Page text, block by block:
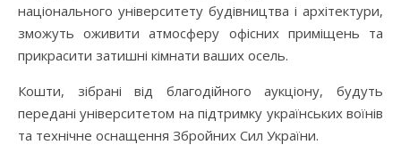
національного університету будівництва і архітектури,
зможуть оживити атмосферу офісних приміщень та
прикрасити затишні кімнати ваших осель.
Кошти, зібрані від благодійного аукціону, будуть
передані університетом на підтримку українських воїнів
та технічне оснащення Збройних Сил України.